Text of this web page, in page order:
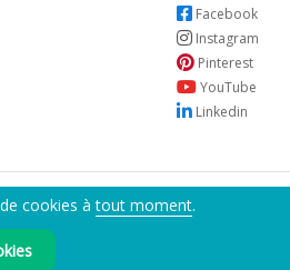
Facebook
Instagram
Pinterest
YouTube
Linkedin
Besoin d'aide? Tel :
cookies àtout moment.